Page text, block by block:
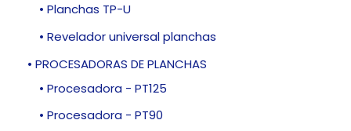
• Planchas TP-U
• Revelador universal planchas
• PROCESADORAS DE PLANCHAS
• Procesadora - PT125
• Procesadora - PT90